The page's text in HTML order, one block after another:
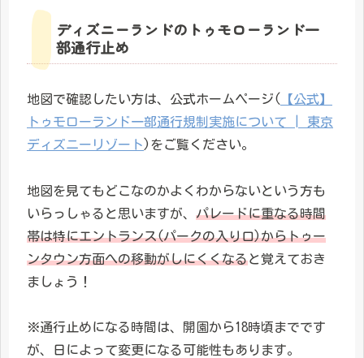
ディズニーランドのトゥモローランド一
部通行止め
地図で確認したい方は、公式ホームページ(
【公式】
トゥモローランド一部通行規制実施について | 東京
ディズニーリゾート )をご覧ください。
地図を見てもどこなのかよくわからないという方も
いらっしゃると思いますが、 パレードに重なる時間
帯は特にエントランス(パークの入り口)からトゥー
ンタウン方面への移動がしにくくなると覚えておき
ましょう！
※通行止めになる時間は、開園から18時頃までです
が、日によって変更になる可能性もあります。